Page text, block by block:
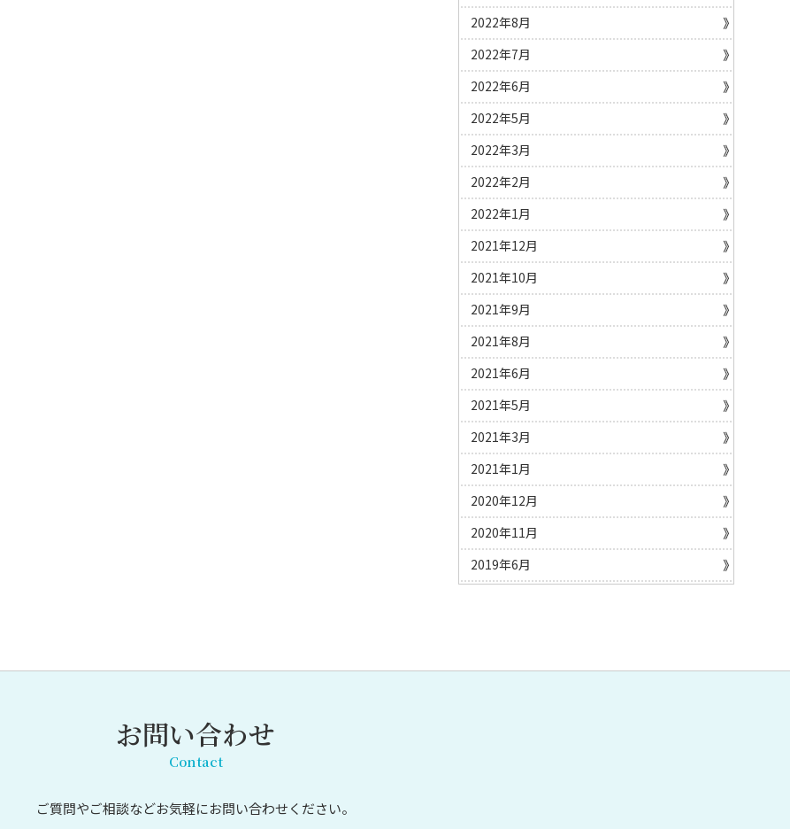
2022年8月
2022年7月
2022年6月
2022年5月
2022年3月
2022年2月
2022年1月
2021年12月
2021年10月
2021年9月
2021年8月
2021年6月
2021年5月
2021年3月
2021年1月
2020年12月
2020年11月
2019年6月
お問い合わせ
Contact
ご質問やご相談などお気軽にお問い合わせください。